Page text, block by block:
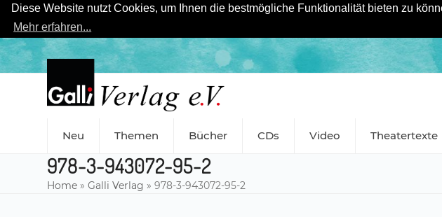
Diese Website nutzt Cookies, um Ihnen die bestmögliche Funktionalität bieten zu
Mehr erfahren...
Skip
content
Neu Themen Bücher CDs Video Theatertexte
978-3-943072-95-2
Home »Galli Verlag »978-3-943072-95-2